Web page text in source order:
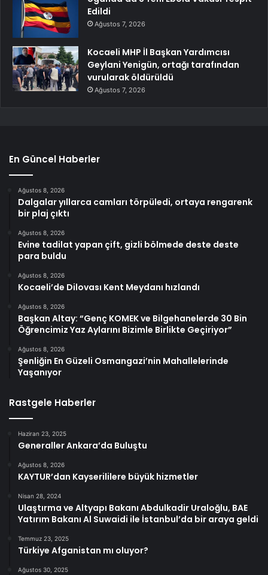
Edildi
Ağustos 7, 2026
Kocaeli MHP İl Başkan Yardımcısı
Geylani Yenigün, ortağı tarafından
vurularak öldürüldü
Ağustos 7, 2026
En Güncel Haberler
Ağustos 8, 2026
Dalgalar yıllarca camları törpüledi, ortaya rengarenk
bir plaj çıktı
Ağustos 8, 2026
Evine tadilat yapan çift, gizli bölmede deste deste
para buldu
Ağustos 8, 2026
Kocaeli’de Dilovası Kent Meydanı hızlandı
Ağustos 8, 2026
Başkan Altay: “Genç KOMEK ve Bilgehanelerde 30 Bin
Öğrencimiz Yaz Aylarını Bizimle Birlikte Geçiriyor”
Ağustos 8, 2026
Şenliğin En Güzeli Osmangazi’nin Mahallelerinde
Yaşanıyor
Rastgele Haberler
Haziran 23, 2025
Generaller Ankara’da Buluştu
Ağustos 8, 2026
KAYTUR’dan Kayserililere büyük hizmetler
Nisan 28, 2024
Ulaştırma ve Altyapı Bakanı Abdulkadir Uraloğlu, BAE
Yatırım Bakanı Al Suwaidi ile İstanbul’da bir araya geldi
Temmuz 23, 2025
Türkiye Afganistan mı oluyor?
Ağustos 30, 2025